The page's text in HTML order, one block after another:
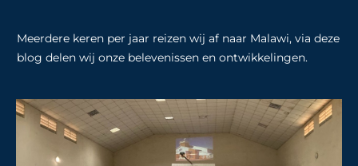
Meerdere keren per jaar reizen wij af naar Malawi, via deze
blog delen wij onze belevenissen en ontwikkelingen.